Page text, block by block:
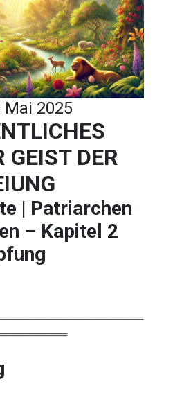
2025
GEIST DER
| Patriarchen
– Kapitel 2